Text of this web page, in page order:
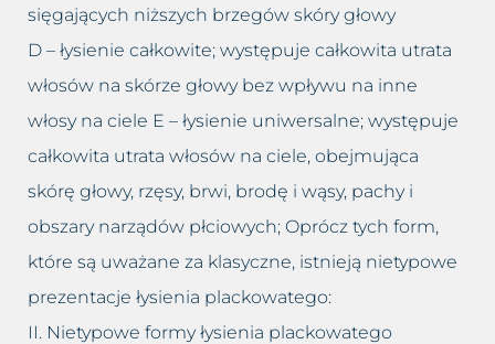
sięgających niższych brzegów skóry głowy
D – łysienie całkowite; występuje całkowita utrata
włosów na skórze głowy bez wpływu na inne
włosy na ciele E – łysienie uniwersalne; występuje
całkowita utrata włosów na ciele, obejmująca
skórę głowy, rzęsy, brwi, brodę i wąsy, pachy i
obszary narządów płciowych; Oprócz tych form,
które są uważane za klasyczne, istnieją nietypowe
prezentacje łysienia plackowatego:
II. Nietypowe formy łysienia plackowatego